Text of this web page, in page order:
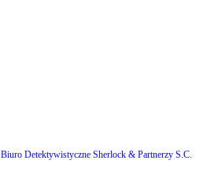
Biuro Detektywistyczne Sherlock & Partnerzy S.C.